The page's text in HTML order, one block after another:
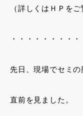
（詳しくはＨＰをご
・・・・・・・・
先日、現場でセミの
直前を見ました。